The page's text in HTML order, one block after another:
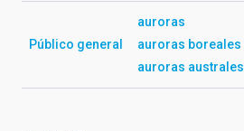
Público general
auroras
auroras boreales
auroras australes